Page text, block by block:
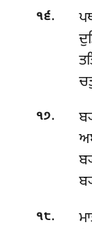
੧੬.
੧੭.
੧੮.